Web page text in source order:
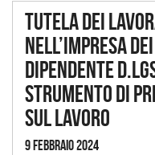
Tutela dei
nell’impresa
dipendente
strumento di
sul lavoro
9 Febbraio 2024